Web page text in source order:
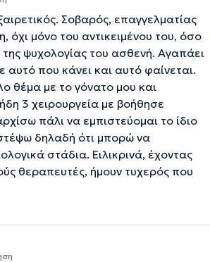
Σοβαρός, επαγγελματίας
όχι μόνο του αντικειμένου του, όσο
της ψυχολογίας του ασθενή. Αγαπάει
αυτό που κάνει και αυτό φαίνεται.
θέμα με το γόνατο μου και
3 χειρουργεία με βοήθησε
πάλι να εμπιστεύομαι το ίδιο
δηλαδή ότι μπορώ να
στάδια. Ειλικρινά, έχοντας
θεραπευτές, ήμουν τυχερός που